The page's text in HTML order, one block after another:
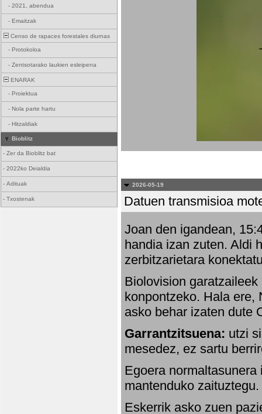
- 2021, abendua
- Emaitzak
Censo de rapaces forestales diurnas
- Protokoloa
- Zentsotarako laukien esleipena
ENARAK
- Proiektua
- Nola parte hartu
- Hitzaldiak
Bioblitz
- Zer da Bioblitz bat
- 2022ko Deialdia
- Adituak
- Txostenak
2026-05-19
Datuen transmisioa
Joan den igandean,
handia izan zuten. Aldi
zerbitzarietara
Biolovision
konpontzeko. Hala ere,
asko behar izaten dute
Garrantzitsuena: utzi
mesedez, ez sartu
Egoera
mantenduko
Eskerrik asko zuen